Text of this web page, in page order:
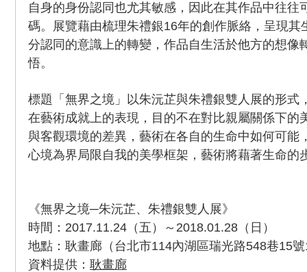
自身的身份認同也尤其敏感，因此在其作品中往往
碼。展覽藉由梳理朱禮銀16年的創作脈絡，呈現其
分認同的意識上的轉變，作品自生活於他方的想像
悟。
標題「無界之境」以朱沅芷與朱禮銀雙人展的形式
在藝術成就上的表現，目的不在對比親屬關係下的
與客觀環境的差異，藝術在各自的生命中如何可能
心境為界局限自我的美學框架，藝術將藉著生命的
《無界之境─朱沅芷、朱禮銀雙人展》
時間：2017.11.24（五）～2018.01.28（日）
地點：耿畫廊（台北市114內湖區瑞光路548巷15
資料提供： 耿畫廊